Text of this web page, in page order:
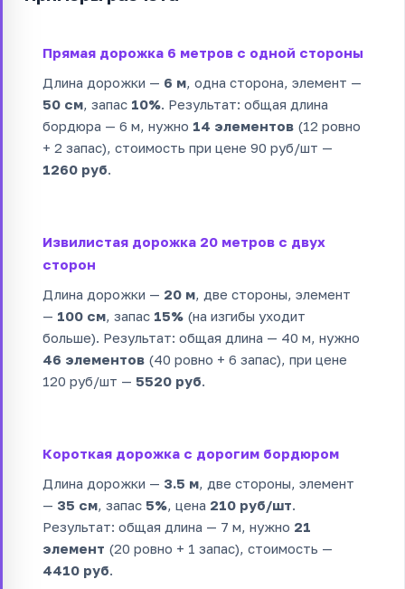
Прямая дорожка 6 метров с одной стороны
Длина дорожки — 6 м, одна сторона, элемент —
50 см, запас 10%. Результат: общая длина
бордюра — 6 м, нужно 14 элементов (12 ровно
+ 2 запас), стоимость при цене 90 руб/шт —
1260 руб.
Извилистая дорожка 20 метров с двух
сторон
Длина дорожки — 20 м, две стороны, элемент
— 100 см, запас 15% (на изгибы уходит
больше). Результат: общая длина — 40 м, нужно
46 элементов (40 ровно + 6 запас), при цене
120 руб/шт — 5520 руб.
Короткая дорожка с дорогим бордюром
Длина дорожки — 3.5 м, две стороны, элемент
— 35 см, запас 5%, цена 210 руб/шт.
Результат: общая длина — 7 м, нужно 21
элемент (20 ровно + 1 запас), стоимость —
4410 руб.